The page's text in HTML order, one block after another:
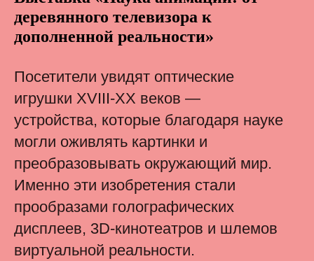
деревянного телевизора к
дополненной реальности»
Посетители увидят оптические
игрушки XVIII-XX веков —
устройства, которые благодаря науке
могли оживлять картинки и
преобразовывать окружающий мир.
Именно эти изобретения стали
прообразами голографических
дисплеев, 3D-кинотеатров и шлемов
виртуальной реальности.